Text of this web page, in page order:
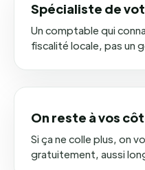
Spécialiste de
Un comptable qui
fiscalité locale, pas un
On reste à vos
Si ça ne colle plus, on
gratuitement, aussi